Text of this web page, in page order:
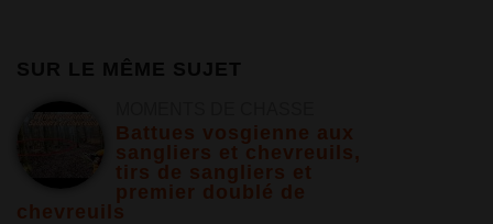
Battues vosgienne aux
sangliers et chevreuils,
tirs de sangliers et
premier doublé de
chevreuils